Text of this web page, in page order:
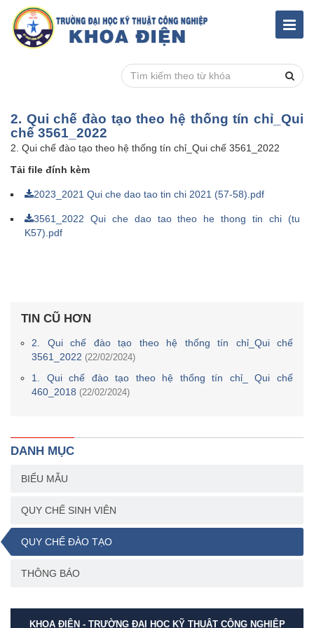
2. Qui chế đào tạo theo hệ thống tín chỉ_Qui
chế 3561_2022
2. Qui chế đào tạo theo hệ thống tín chỉ_Qui chế 3561_2022
Tải file đính kèm
2023_2021 Qui che dao tao tin chi 2021 (57-58).pdf
3561_2022 Qui che dao tao theo he thong tin chi (tu
K57).pdf
TIN CŨ HƠN
2. Qui chế đào tạo theo hệ thống tín chỉ_Qui chế
3561_2022 (22/02/2024)
1. Qui chế đào tạo theo hệ thống tín chỉ_ Qui chế
460_2018 (22/02/2024)
DANH MỤC
BIỂU MẪU
QUY CHẾ SINH VIÊN
QUY CHẾ ĐÀO TẠO
THÔNG BÁO
KHOA ĐIỆN - TRƯỜNG ĐẠI HỌC KỸ THUẬT CÔNG NGHIỆP